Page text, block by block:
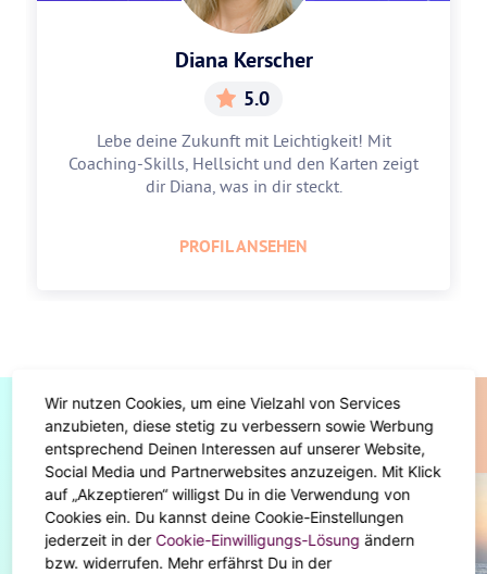
Diana Kerscher
5.0
Lebe deine Zukunft mit Leichtigkeit! Mit
Coaching-Skills, Hellsicht und den Karten zeigt
dir Diana, was in dir steckt.
PROFIL ANSEHEN
Diese Artikel könnten dir auch gefallen
Wir nutzen Cookies, um eine Vielzahl von Services
anzubieten, diese stetig zu verbessern sowie Werbung
entsprechend Deinen Interessen auf unserer Website,
Social Media und Partnerwebsites anzuzeigen. Mit Klick
auf „Akzeptieren“ willigst Du in die Verwendung von
Cookies ein. Du kannst deine Cookie-Einstellungen
jederzeit in der Cookie-Einwilligungs-Lösung ändern
bzw. widerrufen. Mehr erfährst Du in der